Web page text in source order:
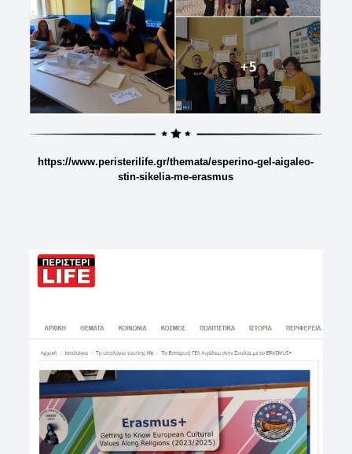
https://www.peristerilife.gr/themata/esperino-gel-aigaleo-
stin-sikelia-me-erasmus